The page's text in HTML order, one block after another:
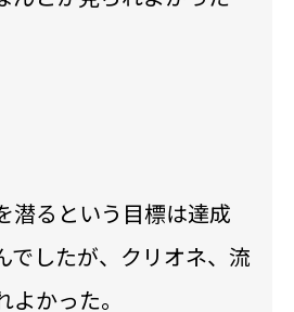
潜るという目標は達成
でしたが、クリオネ、流
かった。